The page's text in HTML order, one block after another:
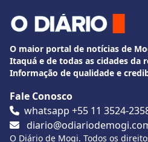
O maior portal de notícias de
Itaquá e de todas as cidades da
Informação de qualidade e
Fale Conosco
whatsapp +55 11 3524-
O Diário de Mogi. Todos os